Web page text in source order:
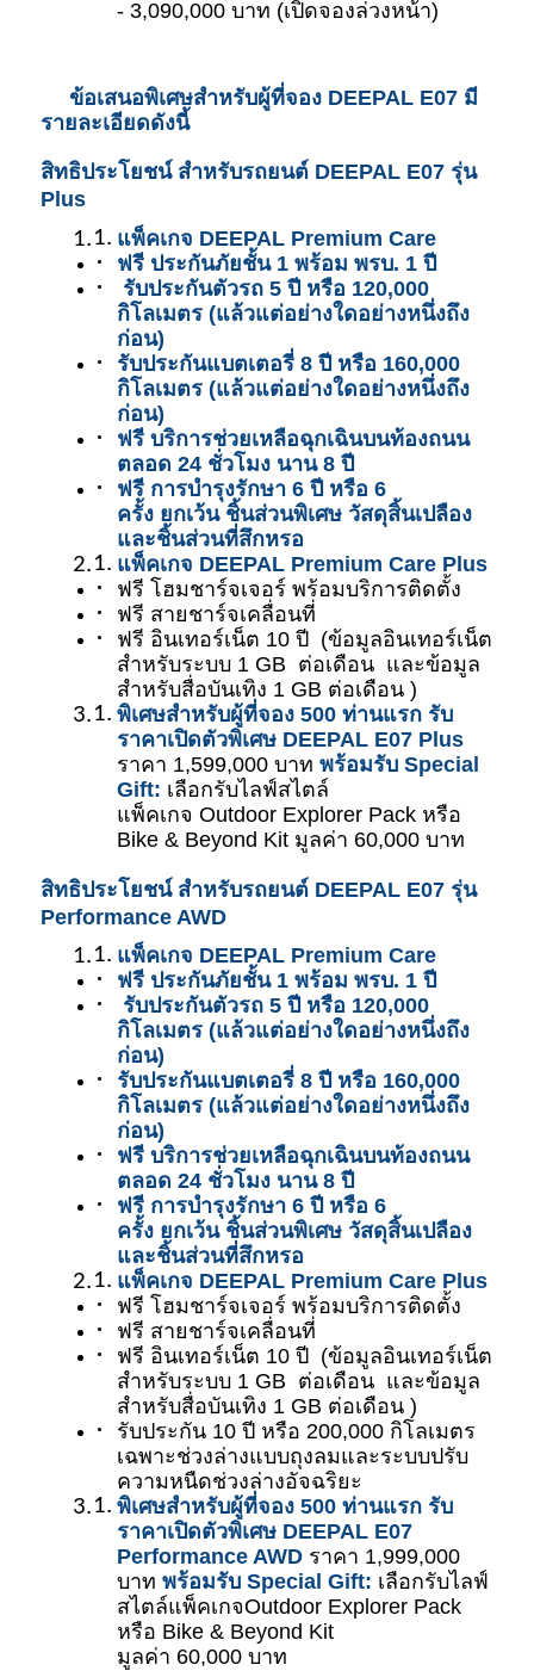
- 3,090,000 บาท (เปิดจองล่วงหน้า)
ข้อเสนอพิเศษสำหรับผู้ที่จอง DEEPAL E07 มี
รายละเอียดดังนี้
สิทธิประโยชน์ สำหรับรถยนต์ DEEPAL E07 รุ่น
Plus
แพ็คเกจ DEEPAL Premium Care
ฟรี ประกันภัยชั้น 1 พร้อม พรบ. 1 ปี
รับประกันตัวรถ 5 ปี หรือ 120,000
กิโลเมตร (แล้วแต่อย่างใดอย่างหนึ่งถึง
ก่อน)
รับประกันแบตเตอรี่ 8 ปี หรือ 160,000
กิโลเมตร (แล้วแต่อย่างใดอย่างหนึ่งถึง
ก่อน)
ฟรี บริการช่วยเหลือฉุกเฉินบนท้องถนน
ตลอด 24 ชั่วโมง นาน 8 ปี
ฟรี การบำรุงรักษา 6 ปี หรือ 6
ครั้ง ยกเว้น ชิ้นส่วนพิเศษ วัสดุสิ้นเปลือง
และชิ้นส่วนที่สึกหรอ
แพ็คเกจ DEEPAL Premium Care Plus
ฟรี โฮมชาร์จเจอร์ พร้อมบริการติดตั้ง
ฟรี สายชาร์จเคลื่อนที่
ฟรี อินเทอร์เน็ต 10 ปี  (ข้อมูลอินเทอร์เน็ต
สำหรับระบบ 1 GB  ต่อเดือน  และข้อมูล
สำหรับสื่อบันเทิง 1 GB ต่อเดือน )
พิเศษสำหรับผู้ที่จอง 500 ท่านแรก รับ
ราคาเปิดตัวพิเศษ DEEPAL E07 Plus
ราคา 1,599,000 บาท พร้อมรับ Special
Gift: เลือกรับไลฟ์สไตล์
แพ็คเกจ Outdoor Explorer Pack หรือ
Bike & Beyond Kit มูลค่า 60,000 บาท
สิทธิประโยชน์ สำหรับรถยนต์ DEEPAL E07 รุ่น
Performance AWD
แพ็คเกจ DEEPAL Premium Care
ฟรี ประกันภัยชั้น 1 พร้อม พรบ. 1 ปี
รับประกันตัวรถ 5 ปี หรือ 120,000
กิโลเมตร (แล้วแต่อย่างใดอย่างหนึ่งถึง
ก่อน)
รับประกันแบตเตอรี่ 8 ปี หรือ 160,000
กิโลเมตร (แล้วแต่อย่างใดอย่างหนึ่งถึง
ก่อน)
ฟรี บริการช่วยเหลือฉุกเฉินบนท้องถนน
ตลอด 24 ชั่วโมง นาน 8 ปี
ฟรี การบำรุงรักษา 6 ปี หรือ 6
ครั้ง ยกเว้น ชิ้นส่วนพิเศษ วัสดุสิ้นเปลือง
และชิ้นส่วนที่สึกหรอ
แพ็คเกจ DEEPAL Premium Care Plus
ฟรี โฮมชาร์จเจอร์ พร้อมบริการติดตั้ง
ฟรี สายชาร์จเคลื่อนที่
ฟรี อินเทอร์เน็ต 10 ปี  (ข้อมูลอินเทอร์เน็ต
สำหรับระบบ 1 GB  ต่อเดือน  และข้อมูล
สำหรับสื่อบันเทิง 1 GB ต่อเดือน )
รับประกัน 10 ปี หรือ 200,000 กิโลเมตร
เฉพาะช่วงล่างแบบถุงลมและระบบปรับ
ความหนืดช่วงล่างอัจฉริยะ
พิเศษสำหรับผู้ที่จอง 500 ท่านแรก รับ
ราคาเปิดตัวพิเศษ DEEPAL E07
Performance AWD ราคา 1,999,000
บาท พร้อมรับ Special Gift: เลือกรับไลฟ์
สไตล์แพ็คเกจOutdoor Explorer Pack
หรือ Bike & Beyond Kit
มูลค่า 60,000 บาท